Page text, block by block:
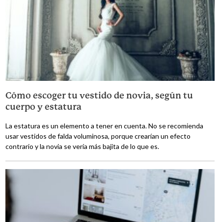
Cómo escoger tu vestido de novia, según tu
cuerpo y estatura
La estatura es un elemento a tener en cuenta. No se recomienda
usar vestidos de falda voluminosa, porque crearían un efecto
contrario y la novia se vería más bajita de lo que es.